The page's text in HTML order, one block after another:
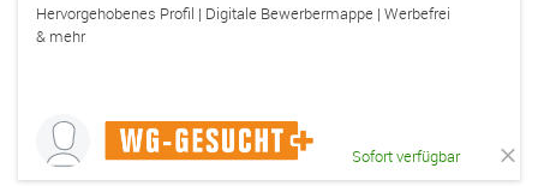
Hervorgehobenes Profil | Digitale Bewerbermappe | Werbefrei
& mehr
Sofort verfügbar